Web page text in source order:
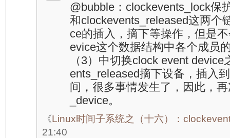
@bubble：clockevents_lock保
和clockevents_released这两个
ce的插入，摘下等操作，但是
evice这个数据结构中各个成员
（3）中切换clock event
ents_released摘下设备，插入
间，很多事情发生了，因此，
_device。
《Linux时间子系统之（十六）：
21:40